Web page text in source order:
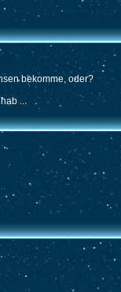
bekomme, oder?
...